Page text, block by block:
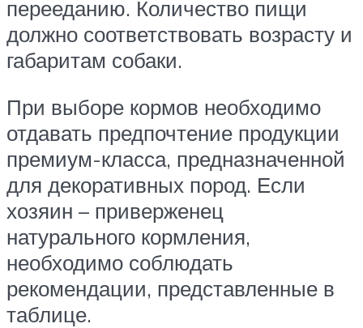
перееданию. Количество пищи
должно соответствовать возрасту и
габаритам собаки.
При выборе кормов необходимо
отдавать предпочтение продукции
премиум-класса, предназначенной
для декоративных пород. Если
хозяин – приверженец
натурального кормления,
необходимо соблюдать
рекомендации, представленные в
таблице.